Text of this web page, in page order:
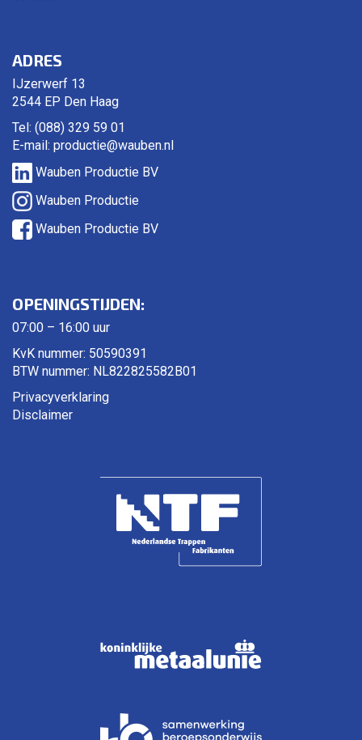
ADRES
IJzerwerf 13
2544 EP Den Haag
Tel: (088) 329 59 01
E-mail: productie@wauben.nl
Wauben Productie BV
Wauben Productie
Wauben Productie BV
OPENINGSTIJDEN:
07:00 – 16:00 uur
KvK nummer: 50590391
BTW nummer: NL822825582B01
Privacyverklaring
Disclaimer